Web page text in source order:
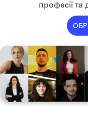
професії